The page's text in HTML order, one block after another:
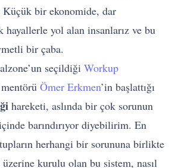
Küçük bir ekonomide, dar
hayallerle yol alan insanlarız ve bu
bir çaba.
seçildiğiWorkup
mentörüÖmer Erkmen’in başlattığı
hareketi, aslında bir çok sorunun
barındırıyor diyebilirim. En
herhangi bir sorununa birlikte
kurulu olan bu sistem, nasıl